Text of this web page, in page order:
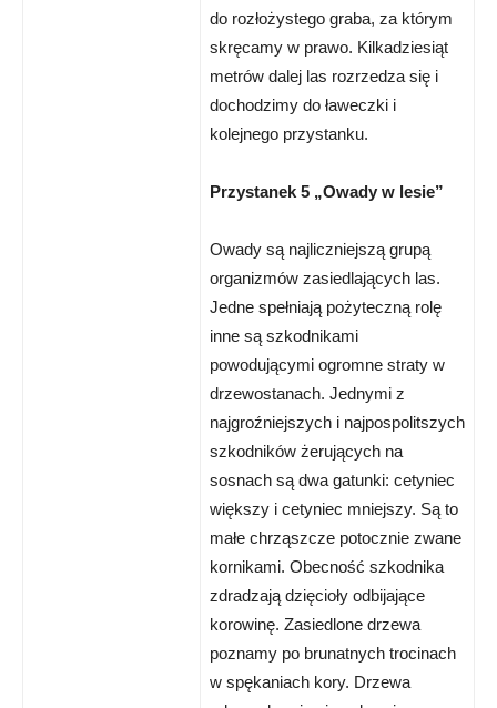
do rozłożystego graba, za którym
skręcamy w prawo. Kilkadziesiąt
metrów dalej las rozrzedza się i
dochodzimy do ławeczki i
kolejnego przystanku.
Przystanek 5 „Owady w lesie”
Owady są najliczniejszą grupą
organizmów zasiedlających las.
Jedne spełniają pożyteczną rolę
inne są szkodnikami
powodującymi ogromne straty w
drzewostanach. Jednymi z
najgroźniejszych i najpospolitszych
szkodników żerujących na
sosnach są dwa gatunki: cetyniec
większy i cetyniec mniejszy. Są to
małe chrząszcze potocznie zwane
kornikami. Obecność szkodnika
zdradzają dzięcioły odbijające
korowinę. Zasiedlone drzewa
poznamy po brunatnych trocinach
w spękaniach kory. Drzewa